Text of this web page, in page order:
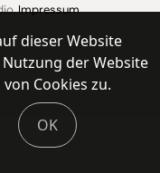
Impressum
dieser Website
der Website
Cookies zu.
OK